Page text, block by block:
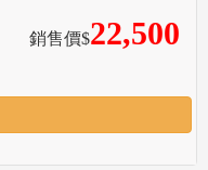
銷售價$22,500